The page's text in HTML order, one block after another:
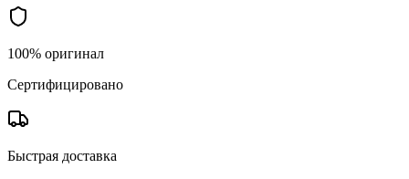
100% оригинал
Сертифицировано
Быстрая доставка